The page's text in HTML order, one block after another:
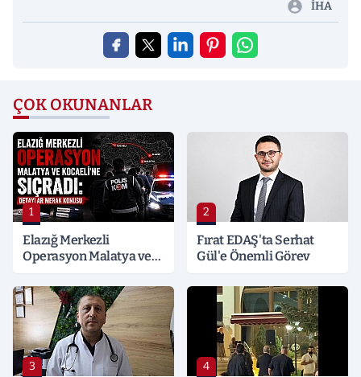
İHA
ÇOK OKUNANLAR
1
Elazığ Merkezli
Operasyon Malatya ve
Detaylar Merak Konusu
2
Fırat EDAŞ'ta Serhat
Gül'e Önemli Görev
3 4